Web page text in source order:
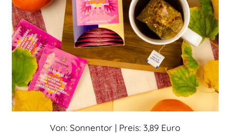
Von: Sonnentor | Preis: 3,89 Euro